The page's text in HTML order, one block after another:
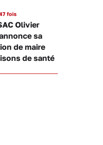
fois
Olivier
sa
de maire
de santé